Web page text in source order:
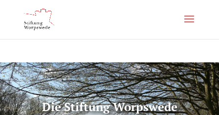
Die Stiftung Worpswede